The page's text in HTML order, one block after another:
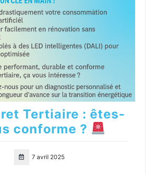
Tertiaire : êtes-
conforme ?
7 avril 2025